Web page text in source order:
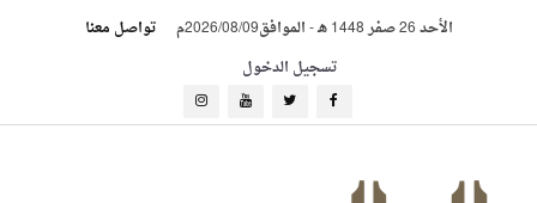
الأحد 26 صفر 1448 هـ -الموافق2026/08/09م
تواصل معنا
تسجيل الدخول